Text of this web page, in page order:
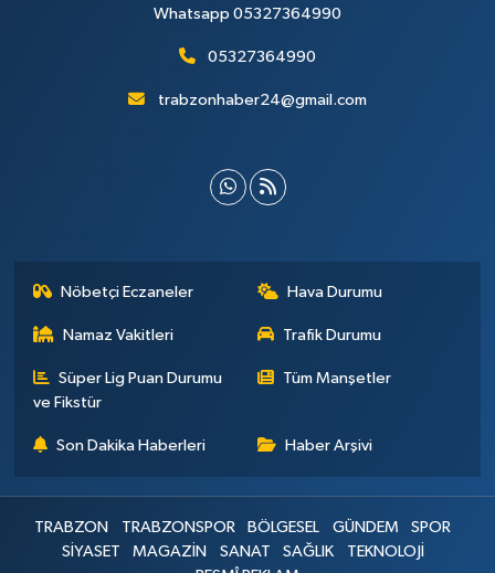
Whatsapp 05327364990
05327364990
trabzonhaber24@gmail.com
Nöbetçi Eczaneler Hava Durumu
Namaz Vakitleri Trafik Durumu
Süper Lig Puan Durumu
ve Fikstür
Tüm Manşetler
Son Dakika Haberleri Haber Arşivi
TRABZON TRABZONSPOR BÖLGESEL GÜNDEM
SPOR
SİYASET
MAGAZİN SANAT SAĞLIK
TEKNOLOJİ